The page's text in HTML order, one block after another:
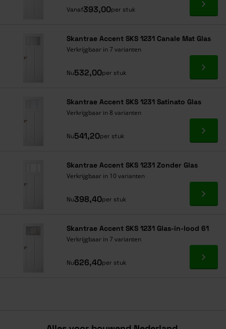
Vanaf393,00per stuk Ga
Skantrae Accent SKS 1231 Canale Mat Glas
Verkrijgbaar in 7 varianten
Nu532,00per stuk Ga
Skantrae Accent SKS 1231 Satinato Glas
Verkrijgbaar in 8 varianten
Nu541,20per stuk Ga
Skantrae Accent SKS 1231 Zonder Glas
Verkrijgbaar in 10 varianten
Nu398,40per stuk Ga
Skantrae Accent SKS 1231 Glas-in-lood 61
Verkrijgbaar in 7 varianten
Nu626,40per stuk Ga